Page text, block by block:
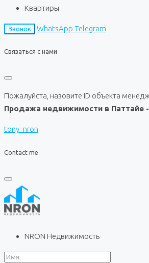
Квартиры
Звонок WhatsApp Telegram
Связаться с нами
Пожалуйста, назовите ID объекта
Продажа недвижимости в Паттайе -
tony_nron
Contact me
NRON Недвижимость